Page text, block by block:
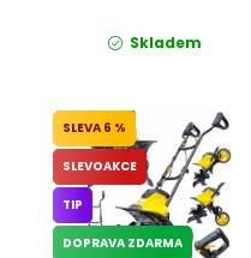
Skladem
6 %
SLEVOAKCE
TIP
DOPRAVA ZDARMA